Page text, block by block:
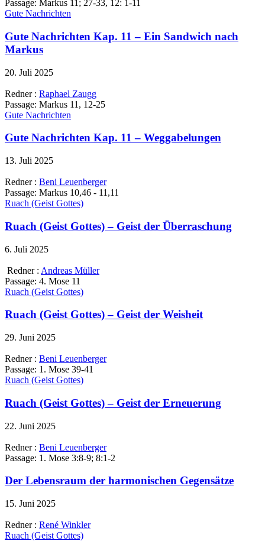
Passage: Markus 11; 27-33, 12: 1-11
Gute Nachrichten
Gute Nachrichten Kap. 11 – Ein Sandwich nach
Markus
20. Juli 2025
Redner : Raphael Zaugg
Passage: Markus 11, 12-25
Gute Nachrichten
Gute Nachrichten Kap. 11 – Weggabelungen
13. Juli 2025
Redner : Beni Leuenberger
Passage: Markus 10,46 - 11,11
Ruach (Geist Gottes)
Ruach (Geist Gottes) – Geist der Überraschung
6. Juli 2025
Redner : Andreas Müller
Passage: 4. Mose 11
Ruach (Geist Gottes)
Ruach (Geist Gottes) – Geist der Weisheit
29. Juni 2025
Redner : Beni Leuenberger
Passage: 1. Mose 39-41
Ruach (Geist Gottes)
Ruach (Geist Gottes) – Geist der Erneuerung
22. Juni 2025
Redner : Beni Leuenberger
Passage: 1. Mose 3:8-9; 8:1-2
Der Lebensraum der harmonischen Gegensätze
15. Juni 2025
Redner : René Winkler
Ruach (Geist Gottes)